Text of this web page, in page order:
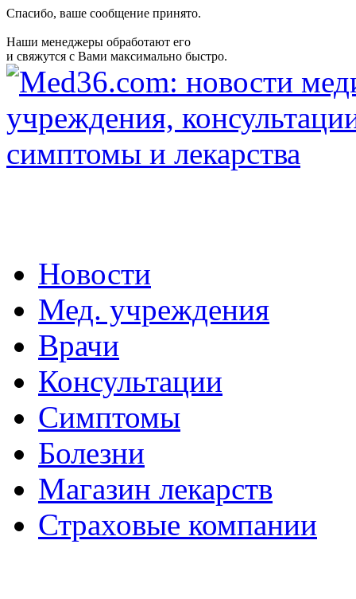
Спасибо, ваше сообщение принято.
Наши менеджеры обработают его
и свяжутся с Вами максимально быстро.
Новости
Мед. учреждения
Врачи
Консультации
Симптомы
Болезни
Магазин лекарств
Страховые компании